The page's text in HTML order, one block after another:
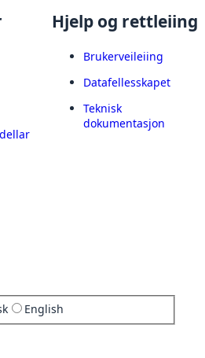
Hjelp og rettleiing
Brukerveileiing
Datafellesskapet
Teknisk
dokumentasjon
English